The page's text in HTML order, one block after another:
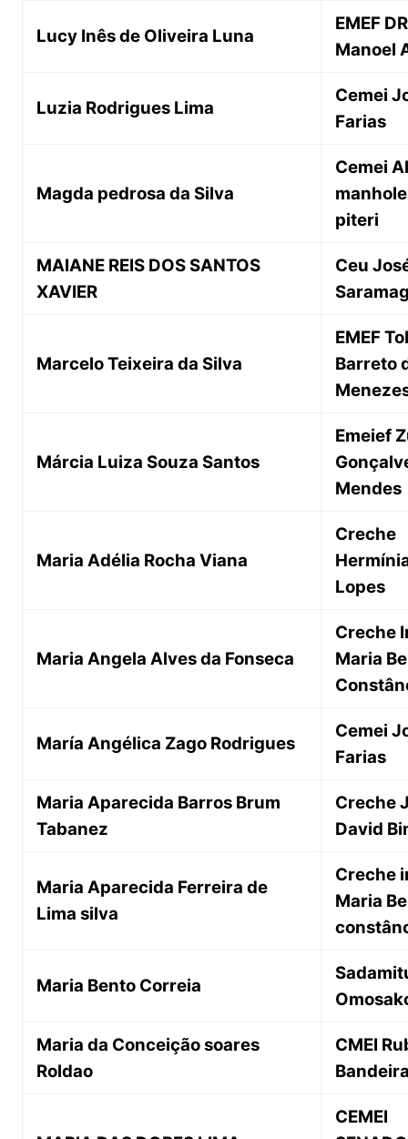
Lucy Inês de Oliveira Luna
EMEF
Manoel
Luzia Rodrigues Lima
Cemei
Farias
Magda pedrosa da Silva
Cemei
piteri
MAIANE REIS DOS SANTOS
XAVIER
Ceu
Marcelo Teixeira da Silva
EMEF
Barreto
Márcia Luiza Souza Santos
Emeief
Mendes
Maria Adélia Rocha Viana
Creche
Lopes
Maria Angela Alves da Fonseca
Creche
Maria
María Angélica Zago Rodrigues
Cemei
Farias
Maria Aparecida Barros Brum
Tabanez
Creche
David
Maria Aparecida Ferreira de
Lima silva
Creche
Maria
Maria Bento Correia
Maria da Conceição soares
Roldao
CMEI
CEMEI